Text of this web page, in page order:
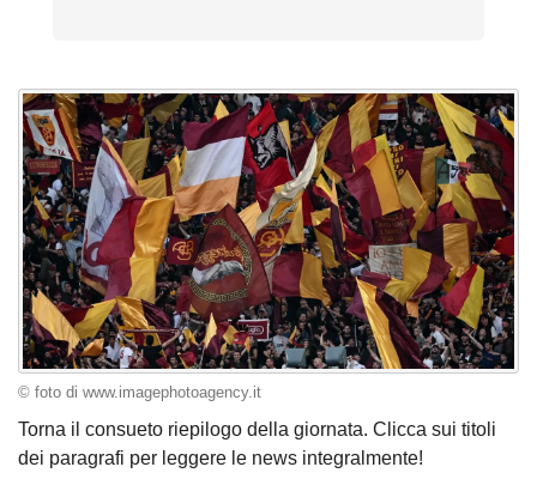
© foto di www.imagephotoagency.it
Torna il consueto riepilogo della giornata. Clicca sui titoli
dei paragrafi per leggere le news integralmente!